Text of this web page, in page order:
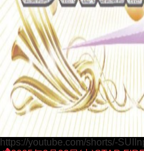
https://youtube.com/shorts/-